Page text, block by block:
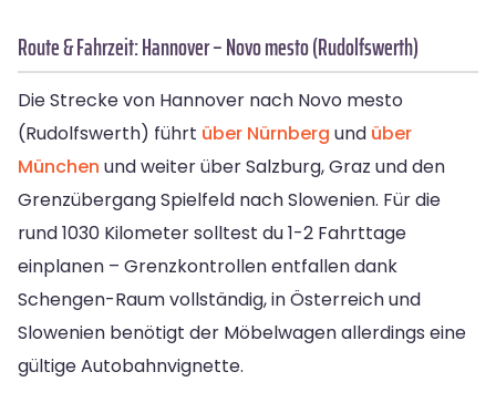
Route & Fahrzeit: Hannover – Novo mesto (Rudolfswerth)
Die Strecke von Hannover nach Novo mesto
(Rudolfswerth) führt über Nürnberg und über
München und weiter über Salzburg, Graz und den
Grenzübergang Spielfeld nach Slowenien. Für die
rund 1030 Kilometer solltest du 1-2 Fahrttage
einplanen – Grenzkontrollen entfallen dank
Schengen-Raum vollständig, in Österreich und
Slowenien benötigt der Möbelwagen allerdings eine
gültige Autobahnvignette.